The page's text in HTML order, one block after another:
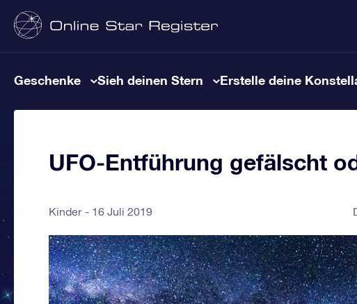
Geschenke Sieh deinen Stern Erstelle deine
UFO-Entführung gefälscht
Kinder 16 Juli 2019